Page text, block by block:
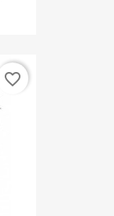
favorite_border